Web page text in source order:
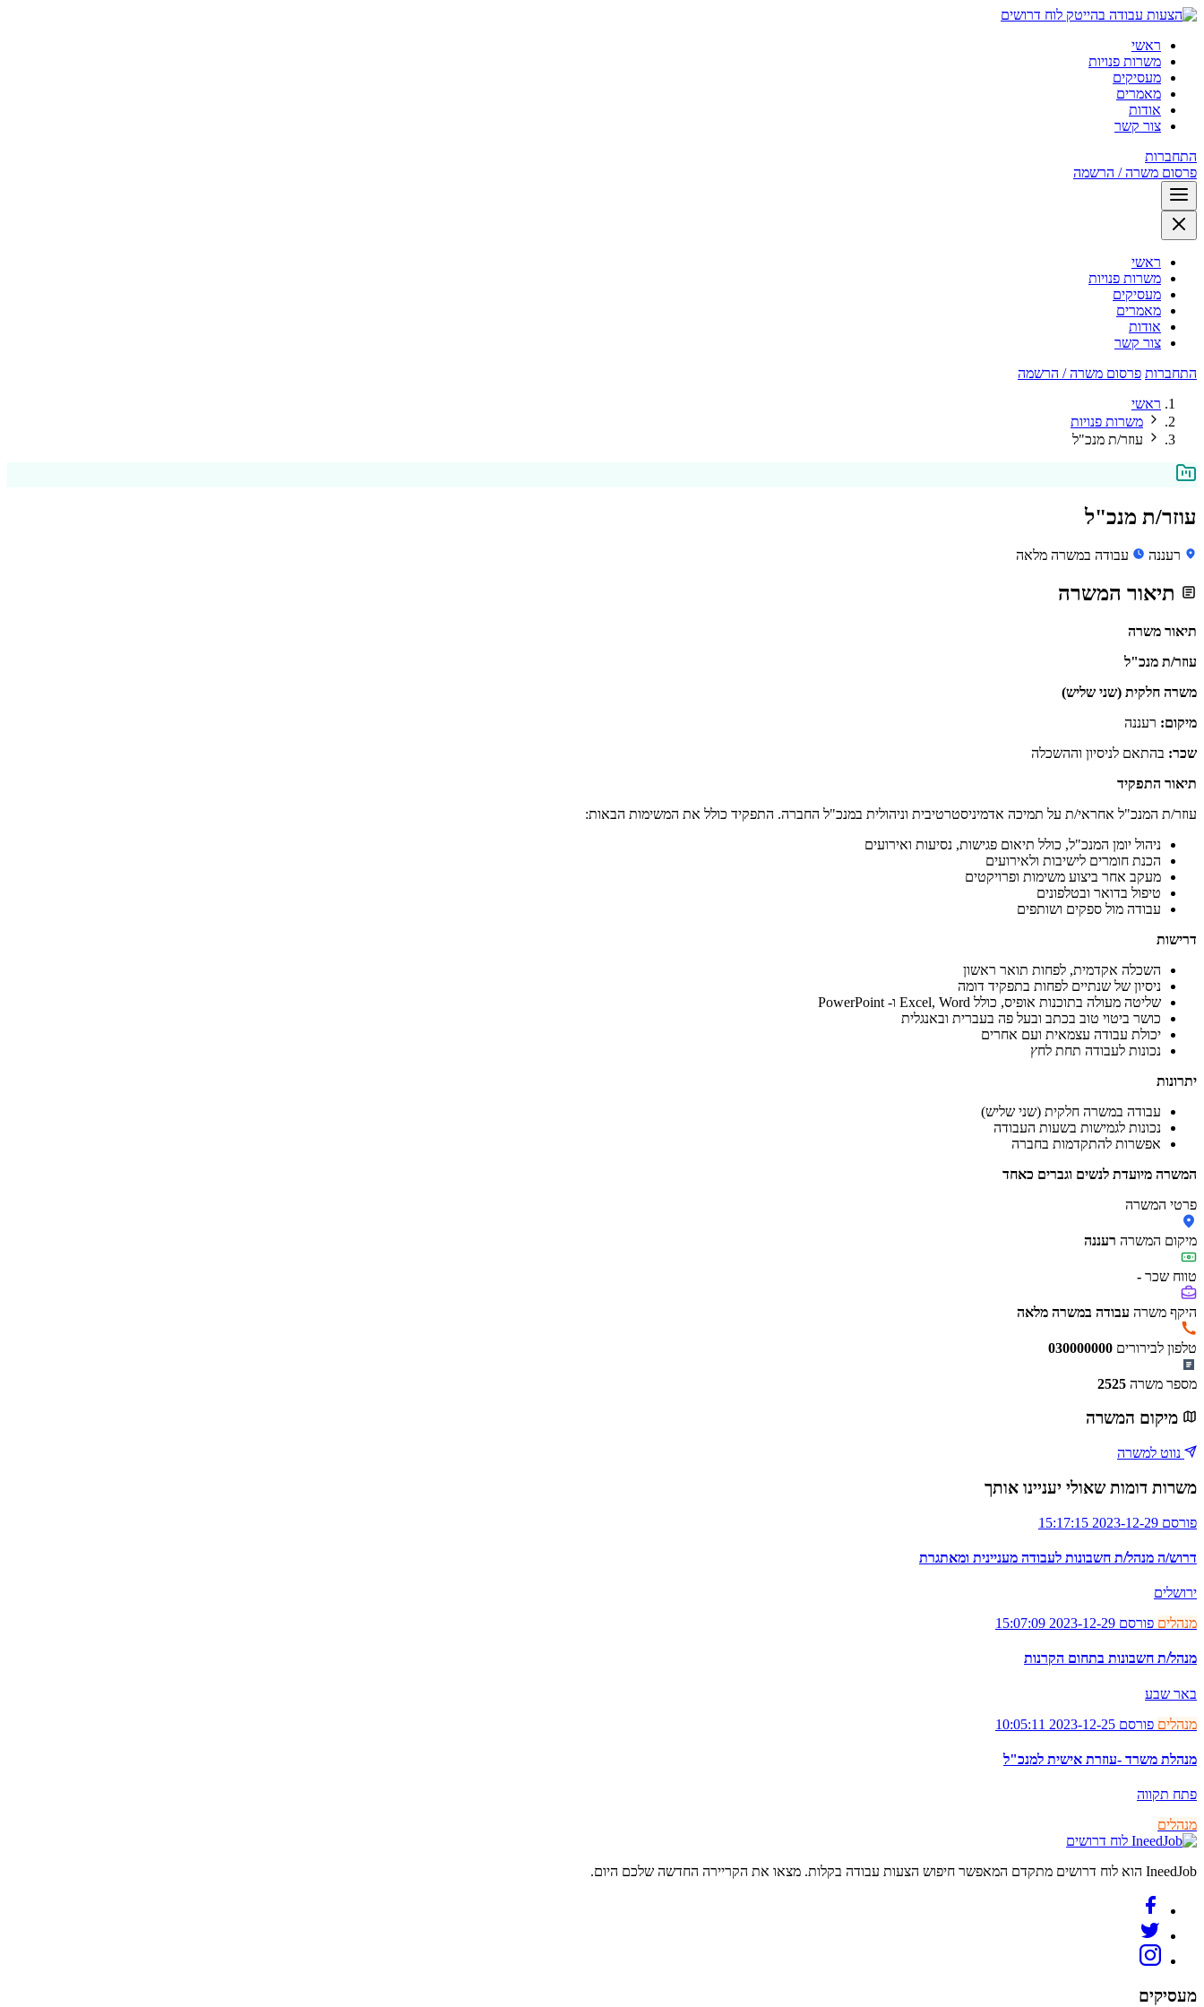
לוח דרושים
ראשי
משרות פנויות
מעסיקים
מאמרים
אודות
צור קשר
התחברות
פרסום משרה / הרשמה
ראשי
משרות פנויות
מעסיקים
מאמרים
אודות
צור קשר
התחברות פרסום משרה / הרשמה
ראשי
משרות פנויות
עוזר/ת מנכ"ל
עוזר/ת מנכ"ל
רעננה עבודה במשרה מלאה
תיאור המשרה
תיאור משרה
עוזר/ת מנכ"ל
משרה חלקית (שני שליש)
מיקום: רעננה
שכר: בהתאם לניסיון וההשכלה
תיאור התפקיד
עוזר/ת המנכ"ל אחראי/ת על תמיכה אדמיניסטרטיבית וניהולית במנכ"ל החברה. התפקיד כולל את המשימות הבאות:
ניהול יומן המנכ"ל, כולל תיאום פגישות, נסיעות ואירועים
הכנת חומרים לישיבות ולאירועים
מעקב אחר ביצוע משימות ופרויקטים
טיפול בדואר ובטלפונים
עבודה מול ספקים ושותפים
דרישות
השכלה אקדמית, לפחות תואר ראשון
ניסיון של שנתיים לפחות בתפקיד דומה
שליטה מעולה בתוכנות אופיס, כולל Excel, Word ו- PowerPoint
כושר ביטוי טוב בכתב ובעל פה בעברית ובאנגלית
יכולת עבודה עצמאית ועם אחרים
נכונות לעבודה תחת לחץ
יתרונות
עבודה במשרה חלקית (שני שליש)
נכונות לגמישות בשעות העבודה
אפשרות להתקדמות בחברה
המשרה מיועדת לנשים וגברים כאחד
פרטי המשרה
מיקום המשרה רעננה
טווח שכר -
היקף משרה עבודה במשרה מלאה
טלפון לבירורים 030000000
מספר משרה 2525
מיקום המשרה
נווט למשרה
משרות דומות שאולי יעניינו אותך
פורסם 2023-12-29 15:17:15
דרוש/ה מנהל/ת חשבונות לעבודה מעניינית ומאתגרת
ירושלים
מנהלים פורסם 2023-12-29 15:07:09
מנהל/ת חשבונות בתחום הקרנות
באר שבע
מנהלים פורסם 2023-12-25 10:05:11
מנהלת משרד -עוזרת אישית למנכ"ל
פתח תקווה
מנהלים
לוח דרושים
IneedJob הוא לוח דרושים מתקדם המאפשר חיפוש הצעות עבודה בקלות. מצאו את הקריירה החדשה שלכם היום.
מעסיקים